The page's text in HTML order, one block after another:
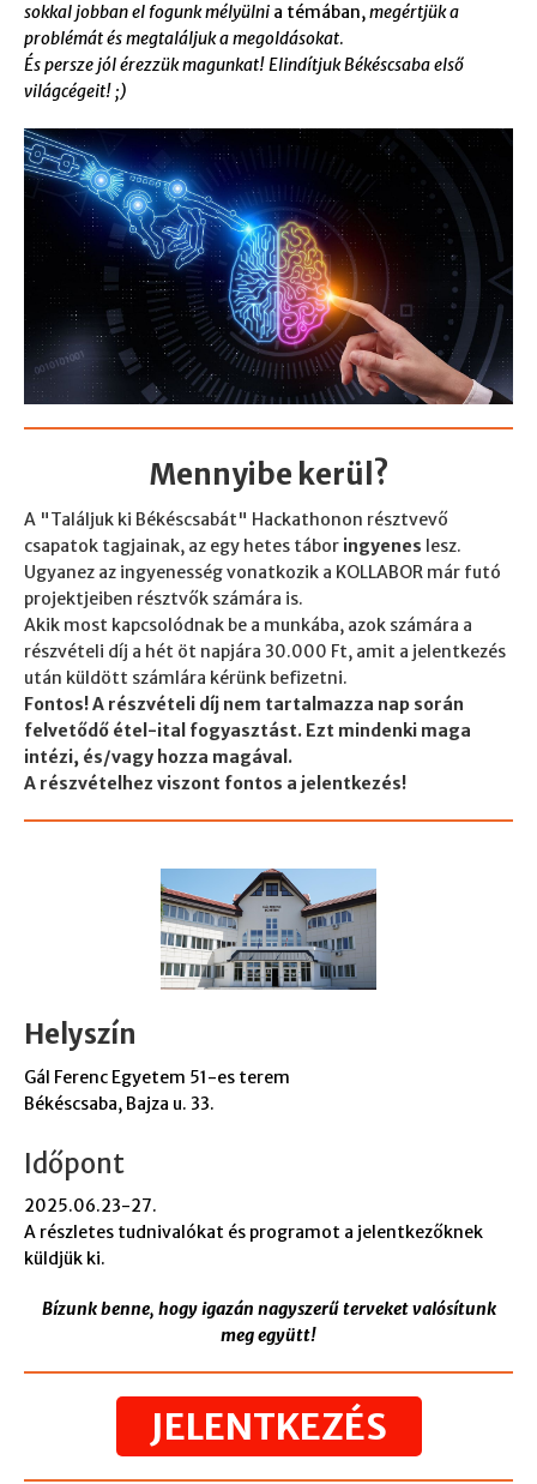
sokkal jobban el fogunk mélyülni a témában,megértjük a
problémát és megtaláljuk a megoldásokat.
És persze jól érezzük magunkat! Elindítjuk Békéscsaba első
világcégeit! ;)
Mennyibe kerül?
A "Találjuk ki Békéscsabát" Hackathonon résztvevő
csapatok tagjainak, az egy hetes tábor ingyenes lesz.
Ugyanez az ingyenesség vonatkozik a KOLLABOR már futó
projektjeiben résztvők számára is.
Akik most kapcsolódnak be a munkába, azok számára a
részvételi díj a hét öt napjára 30.000 Ft, amit a jelentkezés
után küldött számlára kérünk befizetni.
Fontos! A részvételi díj nem tartalmazza nap során
felvetődő étel-ital fogyasztást. Ezt mindenki maga
intézi, és/vagy hozza magával.
A részvételhez viszont fontos a jelentkezés!
Helyszín
Gál Ferenc Egyetem 51-es terem
Békéscsaba, Bajza u. 33.
Időpont
2025.06.23-27.
A részletes tudnivalókat és programot a jelentkezőknek
küldjük ki.
Bízunk benne, hogy igazán nagyszerű terveket valósítunk
meg együtt!
JELENTKEZÉS